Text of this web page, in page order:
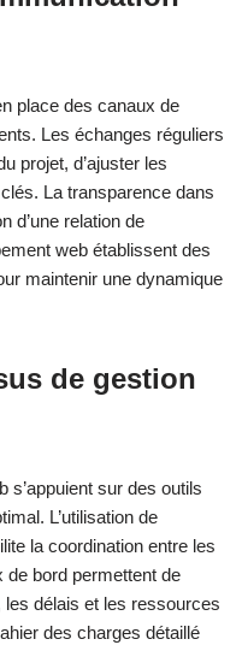
place des canaux de
Les échanges réguliers
projet, d’ajuster les
La transparence dans
d’une relation de
web établissent des
maintenir une dynamique
de gestion
s’appuient sur des outils
L’utilisation de
la coordination entre les
de bord permettent de
délais et les ressources
des charges détaillé